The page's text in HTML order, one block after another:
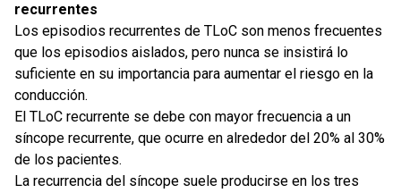
recurrentes
Los episodios recurrentes de TLoC son menos frecuentes
que los episodios aislados, pero nunca se insistirá lo
suficiente en su importancia para aumentar el riesgo en la
conducción.
El TLoC recurrente se debe con mayor frecuencia a un
síncope recurrente, que ocurre en alrededor del 20% al 30%
de los pacientes.
La recurrencia del síncope suele producirse en los tres